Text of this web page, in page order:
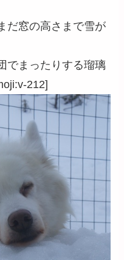
だ窓の高さまで雪が
でまったりする瑠璃
212]